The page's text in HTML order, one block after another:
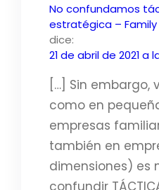
No confundamos
estratégica – Family
dice:
21 de abril de 2021 a
[…] Sin embargo,
como en
empresas
también en
dimensiones) es
confundir TÁCTICA